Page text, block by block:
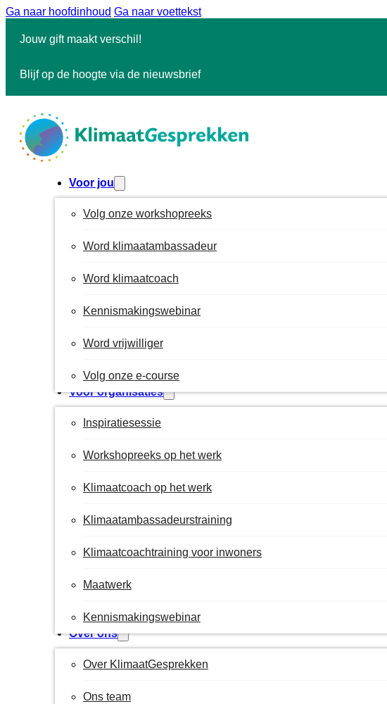
Ga naar hoofdinhoud Ga naar voettekst
Jouw gift maakt verschil!
Blijf op de hoogte via de nieuwsbrief
Voor jou
Volg onze workshopreeks
Word klimaatambassadeur
Word klimaatcoach
Kennismakingswebinar
Word vrijwilliger
Volg onze e-course
Voor organisaties
Inspiratiesessie
Workshopreeks op het werk
Klimaatcoach op het werk
Klimaatambassadeurstraining
Klimaatcoachtraining voor inwoners
Maatwerk
Kennismakingswebinar
Over ons
Over KlimaatGesprekken
Ons team